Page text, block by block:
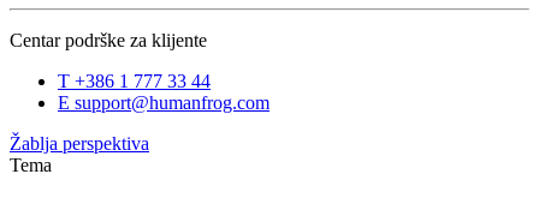
Centar podrške za klijente
T +386 1 777 33 44
E support@humanfrog.com
Žablja perspektiva
Tema